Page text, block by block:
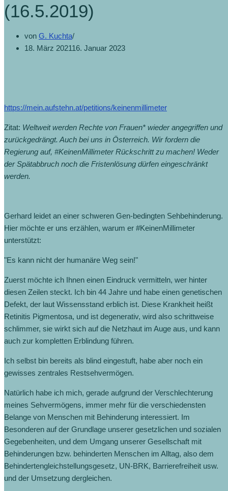
(16.5.2019)
von G. Kuchta
18. März 202116. Januar 2023
https://mein.aufstehn.at/petitions/keinenmillimeter
Zitat: Weltweit werden Rechte von Frauen* wieder angegriffen und
zurückgedrängt. Auch bei uns in Österreich. Wir fordern die
Regierung auf, #KeinenMillimeter Rückschritt zu machen! Weder
der Spätabbruch noch die Fristenlösung dürfen eingeschränkt
werden.
Gerhard leidet an einer schweren Gen-bedingten Sehbehinderung.
Hier möchte er uns erzählen, warum er #KeinenMillimeter
unterstützt:
"Es kann nicht der humanäre Weg sein!"
Zuerst möchte ich Ihnen einen Eindruck vermitteln, wer hinter
diesen Zeilen steckt. Ich bin 44 Jahre und habe einen genetischen
Defekt, der laut Wissensstand erblich ist. Diese Krankheit heißt
Retinitis Pigmentosa, und ist degenerativ, wird also schrittweise
schlimmer, sie wirkt sich auf die Netzhaut im Auge aus, und kann
auch zur kompletten Erblindung führen.
Ich selbst bin bereits als blind eingestuft, habe aber noch ein
gewisses zentrales Restsehvermögen.
Natürlich habe ich mich, gerade aufgrund der Verschlechterung
meines Sehvermögens, immer mehr für die verschiedensten
Belange von Menschen mit Behinderung interessiert. Im
Besonderen auf der Grundlage unserer gesetzlichen und sozialen
Gegebenheiten, und dem Umgang unserer Gesellschaft mit
Behinderungen bzw. behinderten Menschen im Alltag, also dem
Behindertengleichstellungsgesetz, UN‐BRK, Barrierefreiheit usw.
und der Umsetzung dergleichen.